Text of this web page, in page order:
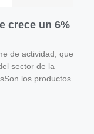
crece un 6%
de actividad, que
sector de la
los productos